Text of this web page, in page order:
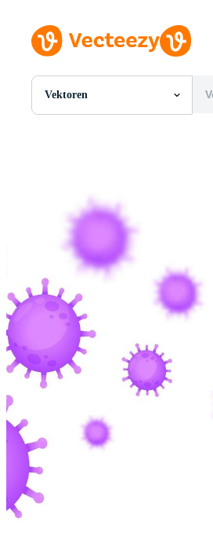
Vektoren
Alle Bilder
Vorlagen
Vektoren
Videos
Motion Graphics
Redaktionelle Bilder
Redaktionelle Ereignisse